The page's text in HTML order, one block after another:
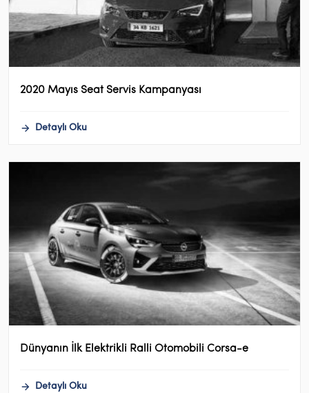
2020 Mayıs Seat Servis Kampanyası
Detaylı Oku
Dünyanın İlk Elektrikli Ralli Otomobili Corsa-e
Detaylı Oku